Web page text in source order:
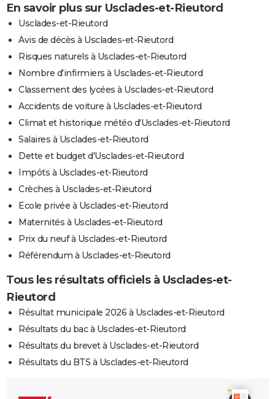
En savoir plus sur Usclades-et-Rieutord
Usclades-et-Rieutord
Avis de décès à Usclades-et-Rieutord
Risques naturels à Usclades-et-Rieutord
Nombre d'infirmiers à Usclades-et-Rieutord
Classement des lycées à Usclades-et-Rieutord
Accidents de voiture à Usclades-et-Rieutord
Climat et historique météo d'Usclades-et-Rieutord
Salaires à Usclades-et-Rieutord
Dette et budget d'Usclades-et-Rieutord
Impôts à Usclades-et-Rieutord
Crèches à Usclades-et-Rieutord
Ecole privée à Usclades-et-Rieutord
Maternités à Usclades-et-Rieutord
Prix du neuf à Usclades-et-Rieutord
Référendum à Usclades-et-Rieutord
Tous les résultats officiels à Usclades-et-
Rieutord
Résultat municipale 2026 à Usclades-et-Rieutord
Résultats du bac à Usclades-et-Rieutord
Résultats du brevet à Usclades-et-Rieutord
Résultats du BTS à Usclades-et-Rieutord